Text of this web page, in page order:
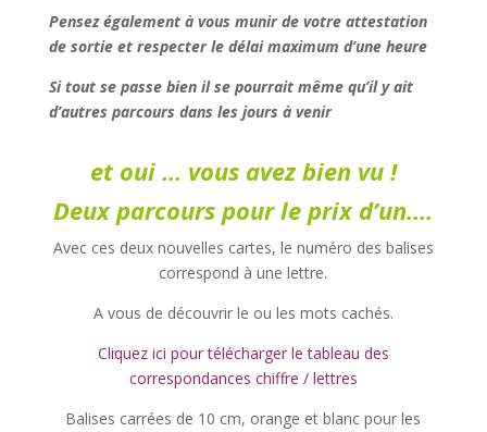
Pensez également à vous munir de votre attestation
de sortie et respecter le délai maximum d’une heure
Si tout se passe bien il se pourrait même qu’il y ait
d’autres parcours dans les jours à venir
et oui … vous avez bien vu !
Deux parcours pour le prix d’un….
Avec ces deux nouvelles cartes, le numéro des balises
correspond à une lettre.
A vous de découvrir le ou les mots cachés.
Cliquez ici pour télécharger le tableau des
correspondances chiffre / lettres
Balises carrées de 10 cm, orange et blanc pour les